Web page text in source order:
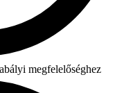
megfelelőséghez